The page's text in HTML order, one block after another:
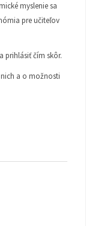
myslenie sa
pre učiteľov
prihlásiť čím skôr.
a o možnosti